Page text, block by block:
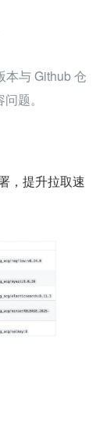
本与 Github 仓
题。
，提升拉取速